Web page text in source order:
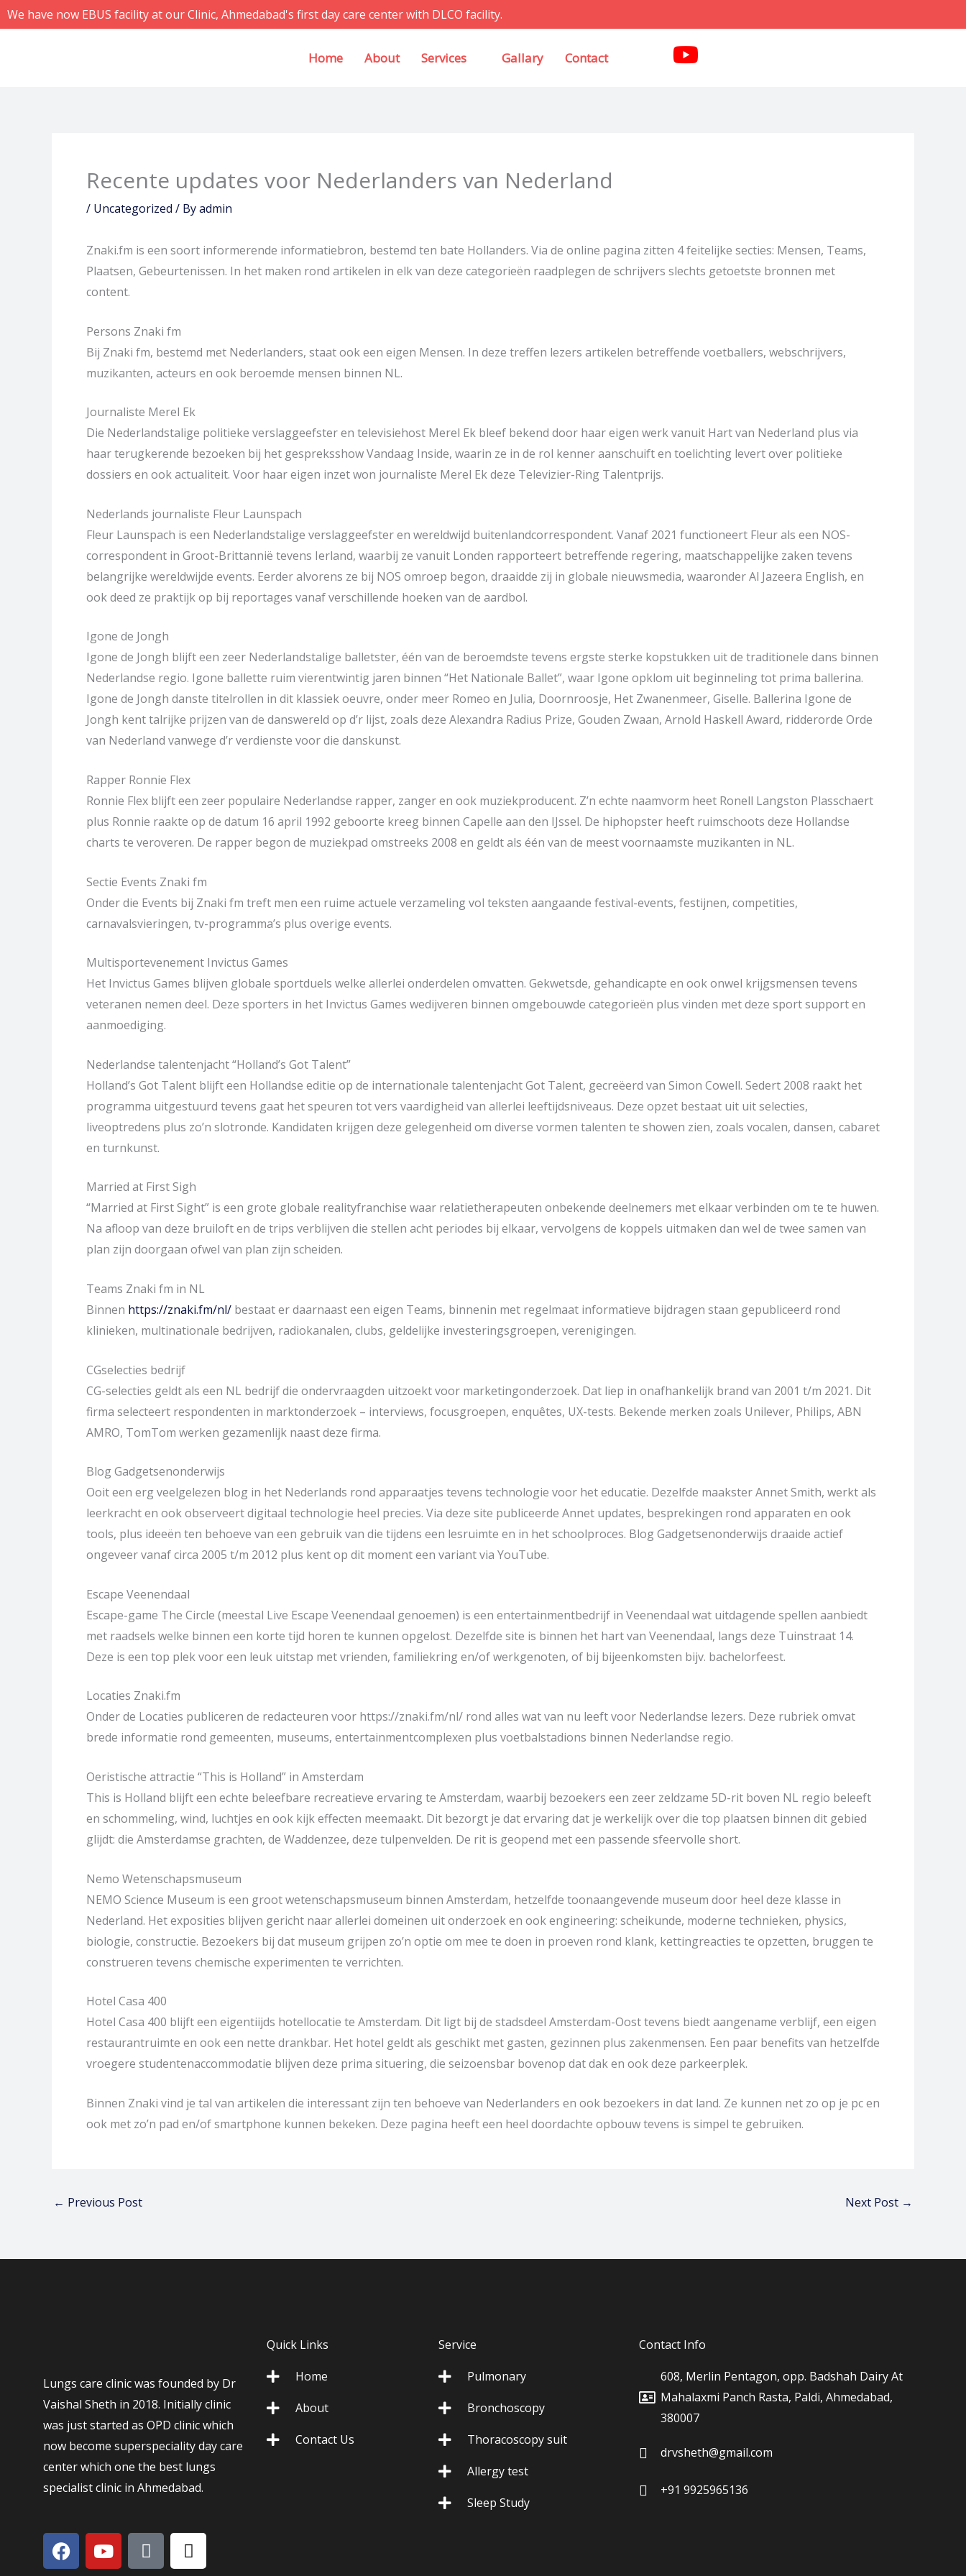
Skip
to
We have now EBUS facility at our Clinic, Ahmedabad's first day care center with DLCO facility.
Home About Services Gallary Contact
Recente updates voor Nederlanders van Nederland
/ Uncategorized / Byadmin
Znaki.fm is een soort informerende informatiebron, bestemd ten bate Hollanders. Via de online pagina zitten 4 feitelijke secties: Mensen, Teams,
Plaatsen, Gebeurtenissen. In het maken rond artikelen in elk van deze categorieën raadplegen de schrijvers slechts getoetste bronnen met
content.
Persons Znaki fm
Bij Znaki fm, bestemd met Nederlanders, staat ook een eigen Mensen. In deze treffen lezers artikelen betreffende voetballers, webschrijvers,
muzikanten, acteurs en ook beroemde mensen binnen NL.
Journaliste Merel Ek
Die Nederlandstalige politieke verslaggeefster en televisiehost Merel Ek bleef bekend door haar eigen werk vanuit Hart van Nederland plus via
haar terugkerende bezoeken bij het gespreksshow Vandaag Inside, waarin ze in de rol kenner aanschuift en toelichting levert over politieke
dossiers en ook actualiteit. Voor haar eigen inzet won journaliste Merel Ek deze Televizier-Ring Talentprijs.
Nederlands journaliste Fleur Launspach
Fleur Launspach is een Nederlandstalige verslaggeefster en wereldwijd buitenlandcorrespondent. Vanaf 2021 functioneert Fleur als een NOS-
correspondent in Groot-Brittannië tevens Ierland, waarbij ze vanuit Londen rapporteert betreffende regering, maatschappelijke zaken tevens
belangrijke wereldwijde events. Eerder alvorens ze bij NOS omroep begon, draaidde zij in globale nieuwsmedia, waaronder Al Jazeera English, en
ook deed ze praktijk op bij reportages vanaf verschillende hoeken van de aardbol.
Igone de Jongh
Igone de Jongh blijft een zeer Nederlandstalige balletster, één van de beroemdste tevens ergste sterke kopstukken uit de traditionele dans binnen
Nederlandse regio. Igone ballette ruim vierentwintig jaren binnen “Het Nationale Ballet”, waar Igone opklom uit beginneling tot prima ballerina.
Igone de Jongh danste titelrollen in dit klassiek oeuvre, onder meer Romeo en Julia, Doornroosje, Het Zwanenmeer, Giselle. Ballerina Igone de
Jongh kent talrijke prijzen van de danswereld op d’r lijst, zoals deze Alexandra Radius Prize, Gouden Zwaan, Arnold Haskell Award, ridderorde Orde
van Nederland vanwege d’r verdienste voor die danskunst.
Rapper Ronnie Flex
Ronnie Flex blijft een zeer populaire Nederlandse rapper, zanger en ook muziekproducent. Z’n echte naamvorm heet Ronell Langston Plasschaert
plus Ronnie raakte op de datum 16 april 1992 geboorte kreeg binnen Capelle aan den IJssel. De hiphopster heeft ruimschoots deze Hollandse
charts te veroveren. De rapper begon de muziekpad omstreeks 2008 en geldt als één van de meest voornaamste muzikanten in NL.
Sectie Events Znaki fm
Onder die Events bij Znaki fm treft men een ruime actuele verzameling vol teksten aangaande festival-events, festijnen, competities,
carnavalsvieringen, tv-programma’s plus overige events.
Multisportevenement Invictus Games
Het Invictus Games blijven globale sportduels welke allerlei onderdelen omvatten. Gekwetsde, gehandicapte en ook onwel krijgsmensen tevens
veteranen nemen deel. Deze sporters in het Invictus Games wedijveren binnen omgebouwde categorieën plus vinden met deze sport support en
aanmoediging.
Nederlandse talentenjacht “Holland’s Got Talent”
Holland’s Got Talent blijft een Hollandse editie op de internationale talentenjacht Got Talent, gecreëerd van Simon Cowell. Sedert 2008 raakt het
programma uitgestuurd tevens gaat het speuren tot vers vaardigheid van allerlei leeftijdsniveaus. Deze opzet bestaat uit uit selecties,
liveoptredens plus zo’n slotronde. Kandidaten krijgen deze gelegenheid om diverse vormen talenten te showen zien, zoals vocalen, dansen, cabaret
en turnkunst.
Married at First Sigh
“Married at First Sight” is een grote globale realityfranchise waar relatietherapeuten onbekende deelnemers met elkaar verbinden om te te huwen.
Na afloop van deze bruiloft en de trips verblijven die stellen acht periodes bij elkaar, vervolgens de koppels uitmaken dan wel de twee samen van
plan zijn doorgaan ofwel van plan zijn scheiden.
Teams Znaki fm in NL
Binnen https://znaki.fm/nl/ bestaat er daarnaast een eigen Teams, binnenin met regelmaat informatieve bijdragen staan gepubliceerd rond
klinieken, multinationale bedrijven, radiokanalen, clubs, geldelijke investeringsgroepen, verenigingen.
CGselecties bedrijf
CG-selecties geldt als een NL bedrijf die ondervraagden uitzoekt voor marketingonderzoek. Dat liep in onafhankelijk brand van 2001 t/m 2021. Dit
firma selecteert respondenten in marktonderzoek – interviews, focusgroepen, enquêtes, UX-tests. Bekende merken zoals Unilever, Philips, ABN
AMRO, TomTom werken gezamenlijk naast deze firma.
Blog Gadgetsenonderwijs
Ooit een erg veelgelezen blog in het Nederlands rond apparaatjes tevens technologie voor het educatie. Dezelfde maakster Annet Smith, werkt als
leerkracht en ook observeert digitaal technologie heel precies. Via deze site publiceerde Annet updates, besprekingen rond apparaten en ook
tools, plus ideeën ten behoeve van een gebruik van die tijdens een lesruimte en in het schoolproces. Blog Gadgetsenonderwijs draaide actief
ongeveer vanaf circa 2005 t/m 2012 plus kent op dit moment een variant via YouTube.
Escape Veenendaal
Escape-game The Circle (meestal Live Escape Veenendaal genoemen) is een entertainmentbedrijf in Veenendaal wat uitdagende spellen aanbiedt
met raadsels welke binnen een korte tijd horen te kunnen opgelost. Dezelfde site is binnen het hart van Veenendaal, langs deze Tuinstraat 14.
Deze is een top plek voor een leuk uitstap met vrienden, familiekring en/of werkgenoten, of bij bijeenkomsten bijv. bachelorfeest.
Locaties Znaki.fm
Onder de Locaties publiceren de redacteuren voor https://znaki.fm/nl/ rond alles wat van nu leeft voor Nederlandse lezers. Deze rubriek omvat
brede informatie rond gemeenten, museums, entertainmentcomplexen plus voetbalstadions binnen Nederlandse regio.
Oeristische attractie “This is Holland” in Amsterdam
This is Holland blijft een echte beleefbare recreatieve ervaring te Amsterdam, waarbij bezoekers een zeer zeldzame 5D-rit boven NL regio beleeft
en schommeling, wind, luchtjes en ook kijk effecten meemaakt. Dit bezorgt je dat ervaring dat je werkelijk over die top plaatsen binnen dit gebied
glijdt: die Amsterdamse grachten, de Waddenzee, deze tulpenvelden. De rit is geopend met een passende sfeervolle short.
Nemo Wetenschapsmuseum
NEMO Science Museum is een groot wetenschapsmuseum binnen Amsterdam, hetzelfde toonaangevende museum door heel deze klasse in
Nederland. Het exposities blijven gericht naar allerlei domeinen uit onderzoek en ook engineering: scheikunde, moderne technieken, physics,
biologie, constructie. Bezoekers bij dat museum grijpen zo’n optie om mee te doen in proeven rond klank, kettingreacties te opzetten, bruggen te
construeren tevens chemische experimenten te verrichten.
Hotel Casa 400
Hotel Casa 400 blijft een eigentiijds hotellocatie te Amsterdam. Dit ligt bij de stadsdeel Amsterdam-Oost tevens biedt aangename verblijf, een eigen
restaurantruimte en ook een nette drankbar. Het hotel geldt als geschikt met gasten, gezinnen plus zakenmensen. Een paar benefits van hetzelfde
vroegere studentenaccommodatie blijven deze prima situering, die seizoensbar bovenop dat dak en ook deze parkeerplek.
Binnen Znaki vind je tal van artikelen die interessant zijn ten behoeve van Nederlanders en ook bezoekers in dat land. Ze kunnen net zo op je pc en
ook met zo’n pad en/of smartphone kunnen bekeken. Deze pagina heeft een heel doordachte opbouw tevens is simpel te gebruiken.
← Previous Post Next Post →
Lungs care clinic was founded by Dr
Vaishal Sheth in 2018. Initially clinic
was just started as OPD clinic which
now become superspeciality day care
center which one the best lungs
specialist clinic in Ahmedabad.
F
a
Y
o
I
c
I
c
Quick Links
Home
About
Contact Us
Service
Pulmonary
Bronchoscopy
Thoracoscopy suit
Allergy test
Sleep Study
Contact Info
608, Merlin Pentagon, opp. Badshah Dairy At
Mahalaxmi Panch Rasta, Paldi, Ahmedabad,
380007
drvsheth@gmail.com
+91 9925965136